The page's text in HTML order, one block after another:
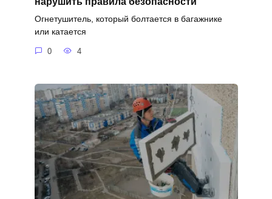
Огнетушитель, который болтается в багажнике
или катается
0 4